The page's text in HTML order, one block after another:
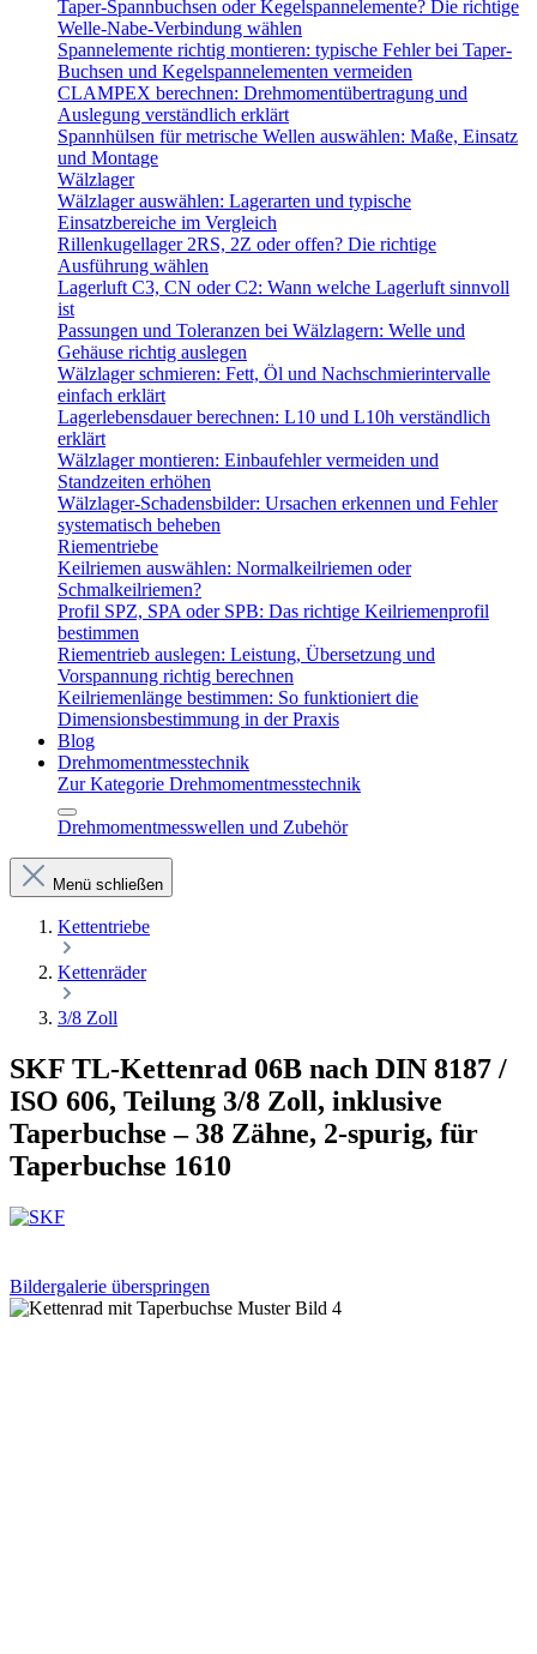
Taper-Spannbuchsen oder Kegelspannelemente? Die richtige
Welle-Nabe-Verbindung wählen
Spannelemente richtig montieren: typische Fehler bei Taper-
Buchsen und Kegelspannelementen vermeiden
CLAMPEX berechnen: Drehmomentübertragung und
Auslegung verständlich erklärt
Spannhülsen für metrische Wellen auswählen: Maße, Einsatz
und Montage
Wälzlager
Wälzlager auswählen: Lagerarten und typische
Einsatzbereiche im Vergleich
Rillenkugellager 2RS, 2Z oder offen? Die richtige
Ausführung wählen
Lagerluft C3, CN oder C2: Wann welche Lagerluft sinnvoll
ist
Passungen und Toleranzen bei Wälzlagern: Welle und
Gehäuse richtig auslegen
Wälzlager schmieren: Fett, Öl und Nachschmierintervalle
einfach erklärt
Lagerlebensdauer berechnen: L10 und L10h verständlich
erklärt
Wälzlager montieren: Einbaufehler vermeiden und
Standzeiten erhöhen
Wälzlager-Schadensbilder: Ursachen erkennen und Fehler
systematisch beheben
Riementriebe
Keilriemen auswählen: Normalkeilriemen oder
Schmalkeilriemen?
Profil SPZ, SPA oder SPB: Das richtige Keilriemenprofil
bestimmen
Riementrieb auslegen: Leistung, Übersetzung und
Vorspannung richtig berechnen
Keilriemenlänge bestimmen: So funktioniert die
Dimensionsbestimmung in der Praxis
Blog
Drehmomentmesstechnik
Zur Kategorie Drehmomentmesstechnik
Drehmomentmesswellen und Zubehör
Menü schließen
Kettentriebe
Kettenräder
3/8 Zoll
SKF TL-Kettenrad 06B nach DIN 8187 /
ISO 606, Teilung 3/8 Zoll, inklusive
Taperbuchse – 38 Zähne, 2-spurig, für
Taperbuchse 1610
Bildergalerie überspringen